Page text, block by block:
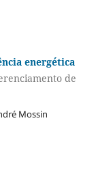
energética
de
Mossin